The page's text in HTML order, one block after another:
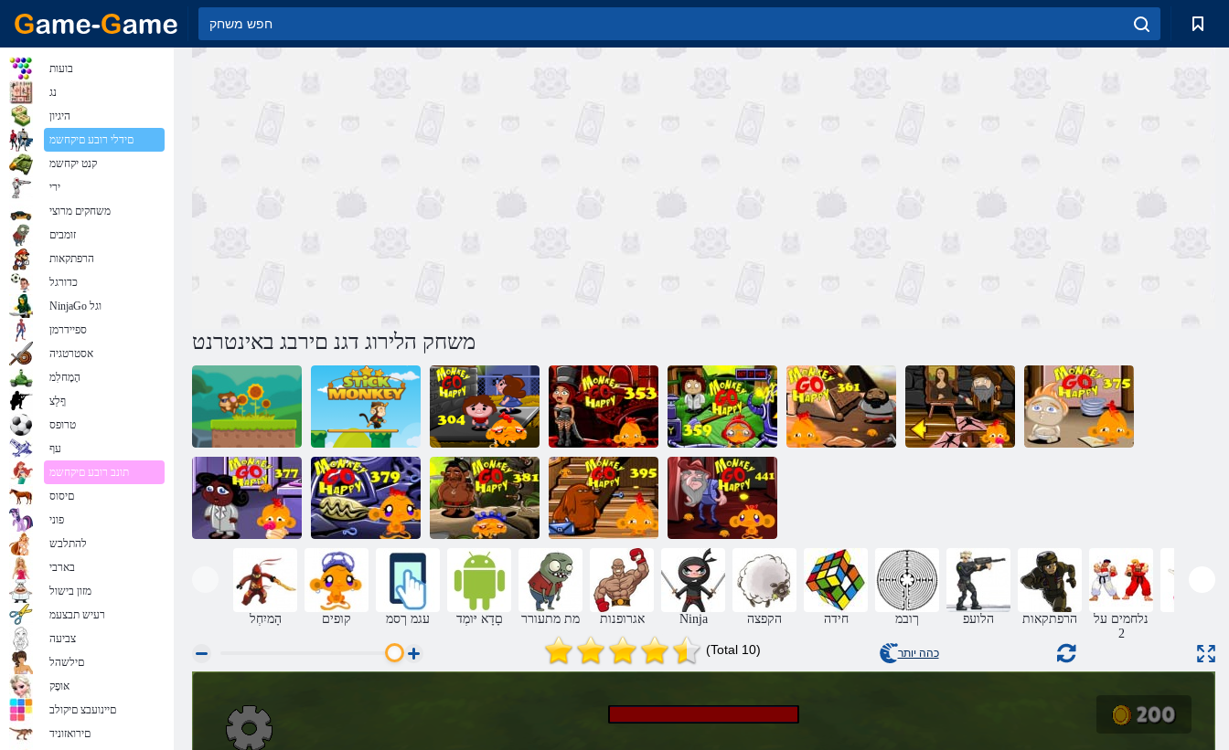
משחק הלירוג דגנ םירבג באינטרנט
ו'ג Ape ינבצע ףוק קיטס
304 חמש בלש
תכלל ףוק
353 בלש בלש
ףוק
359 בלש בלש
ףוק
ףוק לש 377 בלש ףוק לש 379 בלש ףוק לש 381 בלש
395 בלש GO
ףוק
441 בלש GO
הָמיִחְל קופים עגמ ךסמ םָדָא יּומְד מת מתעורר אגרופנות Ninja הקפצה חידה ךובמ הלועפ הרפתקאות
נלחמים על
2
(Total 10) כהה יותר
בועות
נג
היגיון
םידלי רובע םיקחשמ
קנט יקחשמ
ירי
משחקים מרוצי
זומבים
הרפתקאות
כדורגל
NinjaGo וגל
ספיידרמן
אסטרטגיה
הָמָחלִמ
ףָלַצ
טרופס
עף
תונב רובע םיקחשמ
םיסוס
פוני
להתלבש
בארבי
מזון בישול
רעיש תבצעמ
צביעה
םילשהל
אּופָק
םיינועבצ םיקולב
םירואזוניד